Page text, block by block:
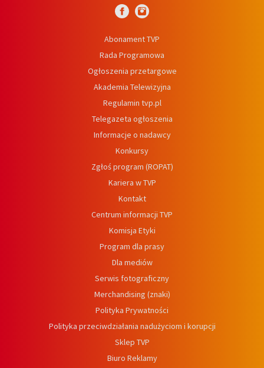
Abonament TVP
Rada Programowa
Ogłoszenia przetargowe
Akademia Telewizyjna
Regulamin tvp.pl
Telegazeta ogłoszenia
Informacje o nadawcy
Konkursy
Zgłoś program (ROPAT)
Kariera w TVP
Kontakt
Centrum informacji TVP
Komisja Etyki
Program dla prasy
Dla mediów
Serwis fotograficzny
Merchandising (znaki)
Polityka Prywatności
Polityka przeciwdziałania nadużyciom i korupcji
Sklep TVP
Biuro Reklamy